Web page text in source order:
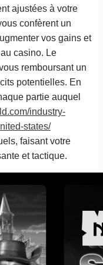
ajustées à votre
confèrent un
vos gains et
casino. Le
remboursant un
potentielles. En
partie auquel
industry-
states/
faisant votre
et tactique.